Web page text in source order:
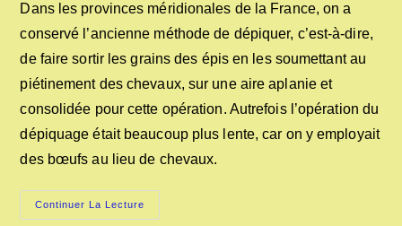
publication :
Dans les provinces méridionales de la France, on a
conservé l’ancienne méthode de dépiquer, c’est-à-dire,
de faire sortir les grains des épis en les soumettant au
piétinement des chevaux, sur une aire aplanie et
consolidée pour cette opération. Autrefois l’opération du
dépiquage était beaucoup plus lente, car on y employait
des bœufs au lieu de chevaux.
Continuer La Lecture
ET